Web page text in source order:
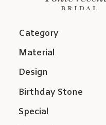
Category
Material
Design
Birthday Stone
Special